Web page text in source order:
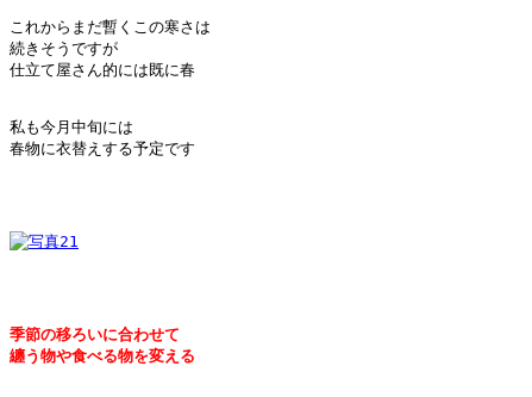
これからまだ暫くこの寒さは
続きそうですが
仕立て屋さん的には既に春
私も今月中旬には
春物に衣替えする予定です
季節の移ろいに合わせて
纏う物や食べる物を変える